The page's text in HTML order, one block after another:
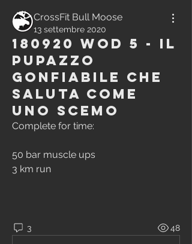
CrossFit Bull Moose
13 settembre 2020
180920 WOD 5 - Il
Pupazzo
Gonfiabile Che
Saluta Come
uno Scemo
Complete for time:
50 bar muscle ups
3 km run
3 48